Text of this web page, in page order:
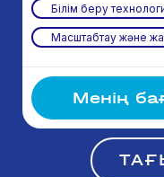
Білім беру
Масштабтау және
Менің